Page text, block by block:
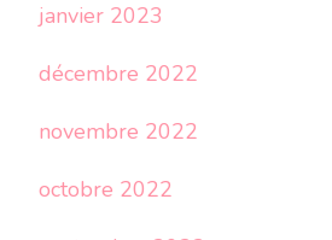
janvier 2023
décembre 2022
novembre 2022
octobre 2022